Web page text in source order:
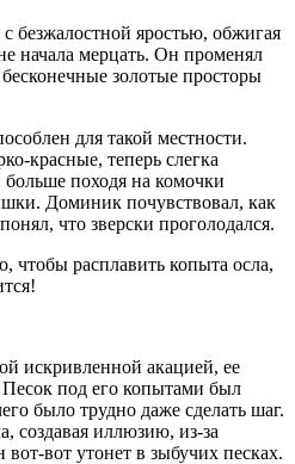
безжалостной яростью, обжигая
начала мерцать. Он променял
золотые просторы
для такой местности.
красные, теперь слегка
больше походя на комочки
Доминик почувствовал, как
что зверски проголодался.
расплавить копыта осла,
искривленной акацией, ее
под его копытами был
было трудно даже сделать шаг.
создавая иллюзию, из-за
вот-вот утонет в зыбучих песках.